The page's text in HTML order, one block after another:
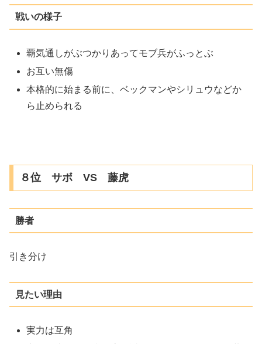
戦いの様子
覇気通しがぶつかりあってモブ兵がふっとぶ
お互い無傷
本格的に始まる前に、ベックマンやシリュウなどか
ら止められる
８位 サボ VS 藤虎
勝者
引き分け
見たい理由
実力は互角